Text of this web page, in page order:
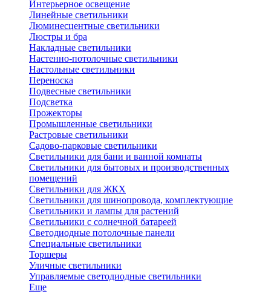
Интерьерное освещение
Линейные светильники
Люминесцентные светильники
Люстры и бра
Накладные светильники
Настенно-потолочные светильники
Настольные светильники
Переноска
Подвесные светильники
Подсветка
Прожекторы
Промышленные светильники
Растровые светильники
Садово-парковые светильники
Светильники для бани и ванной комнаты
Светильники для бытовых и производственных
помещений
Светильники для ЖКХ
Светильники для шинопровода, комплектующие
Светильники и лампы для растений
Светильники с солнечной батареей
Светодиодные потолочные панели
Специальные светильники
Торшеры
Уличные светильники
Управляемые светодиодные светильники
Еще